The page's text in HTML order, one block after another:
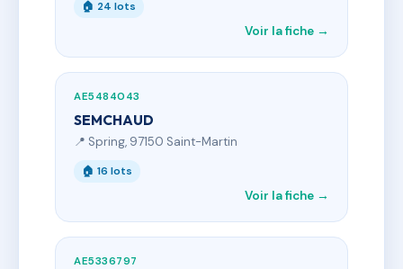
🏠 24 lots
Voir la fiche →
AE5484043
SEMCHAUD
📍 Spring, 97150 Saint-Martin
🏠 16 lots
Voir la fiche →
AE5336797